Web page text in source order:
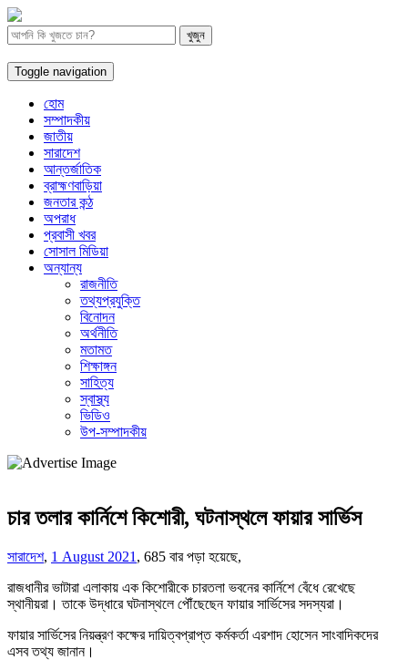
Toggle navigation
হোম
সম্পাদকীয়
জাতীয়
সারাদেশ
আন্তর্জাতিক
ব্রাহ্মণবাড়িয়া
জনতার কন্ঠ
অপরাধ
প্রবাসী খবর
সোসাল মিডিয়া
অন্যান্য
রাজনীতি
তথ্যপ্রযুক্তি
বিনোদন
অর্থনীতি
মতামত
শিক্ষাঙ্গন
সাহিত্য
স্বাস্থ্য
ভিডিও
উপ-সম্পাদকীয়
চার তলার কার্নিশে কিশোরী, ঘটনাস্থলে ফায়ার সার্ভিস
সারাদেশ, 1 August 2021 , 685 বার পড়া হয়েছে,
রাজধানীর ভাটারা এলাকায় এক কিশোরীকে চারতলা ভবনের কার্নিশে বেঁধে রেখেছে
স্থানীয়রা। তাকে উদ্ধারে ঘটনাস্থলে পৌঁছেছেন ফায়ার সার্ভিসের সদস্যরা।
ফায়ার সার্ভিসের নিয়ন্ত্রণ কক্ষের দায়িত্বপ্রাপ্ত কর্মকর্তা এরশাদ হোসেন সাংবাদিকদের
এসব তথ্য জানান।